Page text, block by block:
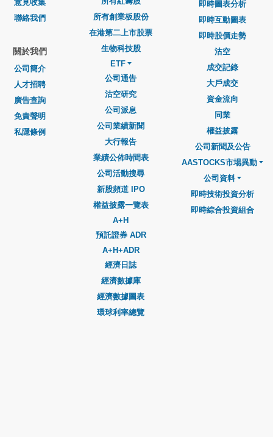
意見收集
聯絡我們
關於我們
公司簡介
人才招聘
廣告查詢
免責聲明
私隱條例
所有創業板股份
在港第二上市股票
生物科技股
ETF
公司通告
沽空研究
公司派息
公司業績新聞
大行報告
業績公佈時間表
公司活動搜尋
新股頻道 IPO
權益披露一覽表
A+H
預託證券 ADR
A+H+ADR
經濟日誌
經濟數據庫
經濟數據圖表
環球利率總覽
即時圖表分析
即時互動圖表
即時股價走勢
沽空
成交記錄
大戶成交
資金流向
同業
權益披露
公司新聞及公告
AASTOCKS市場異動
公司資料
即時技術投資分析
即時綜合投資組合